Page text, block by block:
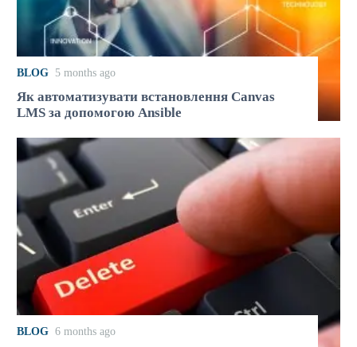
BLOG 5 months ago
Як автоматизувати встановлення Canvas
LMS за допомогою Ansible
BLOG 6 months ago